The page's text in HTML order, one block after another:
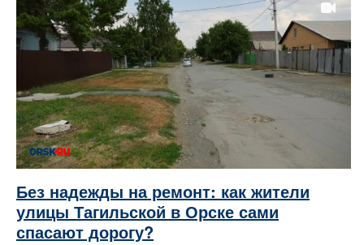
Без надежды на ремонт: как жители
улицы Тагильской в Орске сами
спасают дорогу?